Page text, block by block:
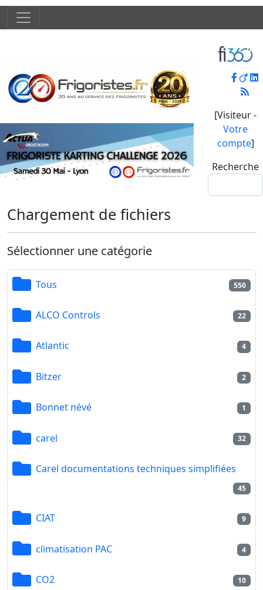
[Visiteur -
Votre
compte]
Recherche
Chargement de fichiers
Sélectionner une catégorie
Tous 550
ALCO Controls 22
Atlantic 4
Bitzer 2
Bonnet névé 1
carel 32
Carel documentations techniques simplifiées
45
CIAT 9
climatisation PAC 4
CO2 10